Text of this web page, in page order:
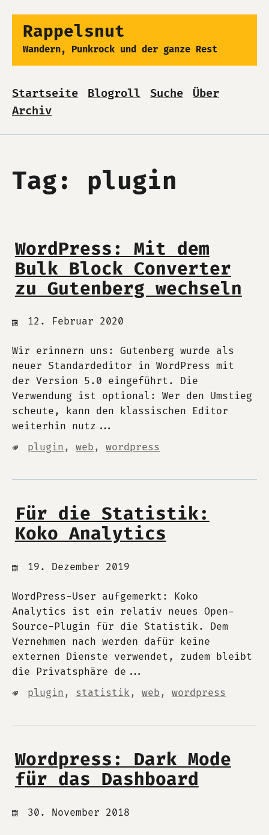
Rappelsnut
Wandern, Punkrock und der ganze Rest
Startseite Blogroll Suche
Über
Archiv
Tag: plugin
WordPress: Mit dem
Bulk Block Converter
zu Gutenberg wechseln
12. Februar 2020
Wir erinnern uns: Gutenberg wurde als
neuer Standardeditor in WordPress mit
der Version 5.0 eingeführt. Die
Verwendung ist optional: Wer den Umstieg
scheute, kann den klassischen Editor
weiterhin nutz...
plugin , web , wordpress
Für die Statistik:
Koko Analytics
19. Dezember 2019
WordPress-User aufgemerkt: Koko
Analytics ist ein relativ neues Open-
Source-Plugin für die Statistik. Dem
Vernehmen nach werden dafür keine
externen Dienste verwendet, zudem bleibt
die Privatsphäre de...
plugin , statistik , web , wordpress
Wordpress: Dark Mode
für das Dashboard
30. November 2018